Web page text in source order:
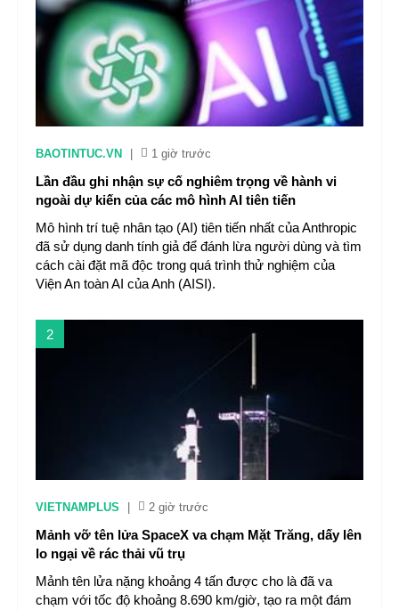
BAOTINTUC.VN 1 giờ trước
Lần đầu ghi nhận sự cố nghiêm trọng về hành vi
ngoài dự kiến của các mô hình AI tiên tiến
Mô hình trí tuệ nhân tạo (AI) tiên tiến nhất của Anthropic
đã sử dụng danh tính giả để đánh lừa người dùng và tìm
cách cài đặt mã độc trong quá trình thử nghiệm của
Viện An toàn AI của Anh (AISI).
2
VIETNAMPLUS 2 giờ trước
Mảnh vỡ tên lửa SpaceX va chạm Mặt Trăng, dấy lên
lo ngại về rác thải vũ trụ
Mảnh tên lửa nặng khoảng 4 tấn được cho là đã va
chạm với tốc độ khoảng 8.690 km/giờ, tạo ra một đám